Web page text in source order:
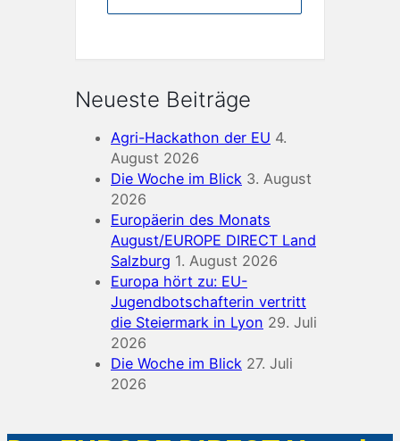
Neueste Beiträge
Agri-Hackathon der EU 4.
August 2026
Die Woche im Blick 3. August
2026
Europäerin des Monats
August/EUROPE DIRECT Land
Salzburg 1. August 2026
Europa hört zu: EU-
Jugendbotschafterin vertritt
die Steiermark in Lyon 29. Juli
2026
Die Woche im Blick 27. Juli
2026